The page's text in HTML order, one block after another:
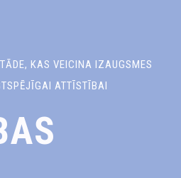
KAS VEICINA IZAUGSMES
ATTĪSTĪBAI